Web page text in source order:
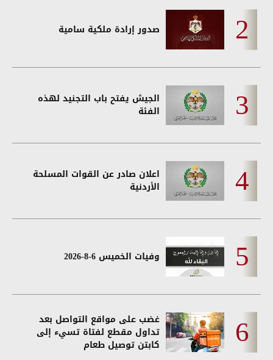
صدور إرادة ملكية سامية
الجيش يفتح باب التجنيد لهذه
الفئة
اعلان صادر عن القوات المسلحة
الأردنية
وفيات الخميس 6-8-2026
غضب على مواقع التواصل بعد
تداول مقطع لفتاة تسيء إلى
كابتن توصيل طعام